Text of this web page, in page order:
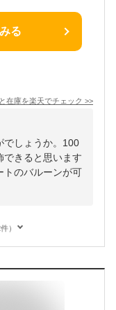
る
在庫を楽天でチェック >>
でしょうか。100
できると思います
トのバルーンが可
）